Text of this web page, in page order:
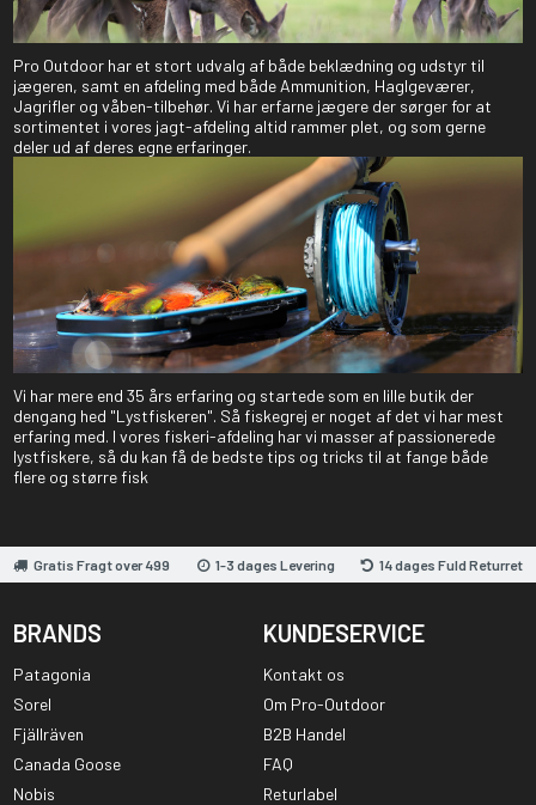
Pro Outdoor har et stort udvalg af både beklædning og udstyr til
jægeren, samt en afdeling med både Ammunition, Haglgeværer,
Jagrifler og våben-tilbehør. Vi har erfarne jægere der sørger for at
sortimentet i vores jagt-afdeling altid rammer plet, og som gerne
deler ud af deres egne erfaringer.
Vi har mere end 35 års erfaring og startede som en lille butik der
dengang hed "Lystfiskeren". Så fiskegrej er noget af det vi har mest
erfaring med. I vores fiskeri-afdeling har vi masser af passionerede
lystfiskere, så du kan få de bedste tips og tricks til at fange både
flere og større fisk
Gratis Fragt over 499 1-3 dages Levering 14 dages Fuld Returret
BRANDS
Patagonia
Sorel
Fjällräven
Canada Goose
Nobis
KUNDESERVICE
Kontakt os
Om Pro-Outdoor
B2B Handel
FAQ
Returlabel